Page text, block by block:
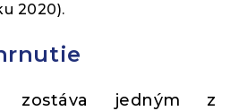
2020).
zostáva jedným z